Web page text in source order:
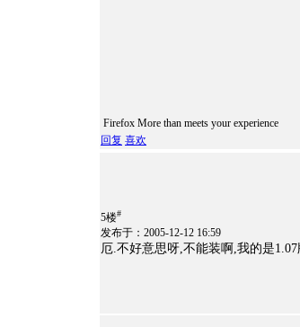
Firefox More than meets your experience
回复 喜欢
5楼#
发布于：2005-12-12 16:59
厄.不好意思呀,不能装啊,我的是